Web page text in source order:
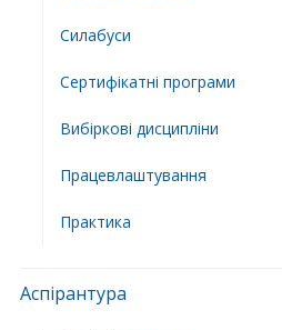
Силабуси
Сертифікатні програми
Вибіркові дисципліни
Працевлаштування
Практика
Аспірантура